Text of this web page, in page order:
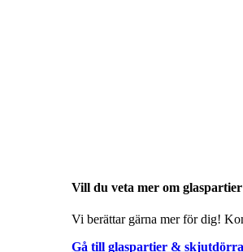
Vill du veta mer om
Vi berättar gärna mer för dig!
Gå till glaspartier &